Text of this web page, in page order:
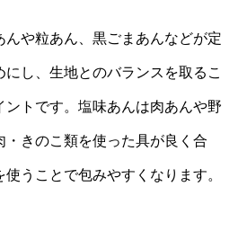
んや粒あん、黒ごまあんなどが定
し、生地とのバランスを取るこ
ントです。塩味あんは肉あんや野
・きのこ類を使った具が良く合
うことで包みやすくなります。